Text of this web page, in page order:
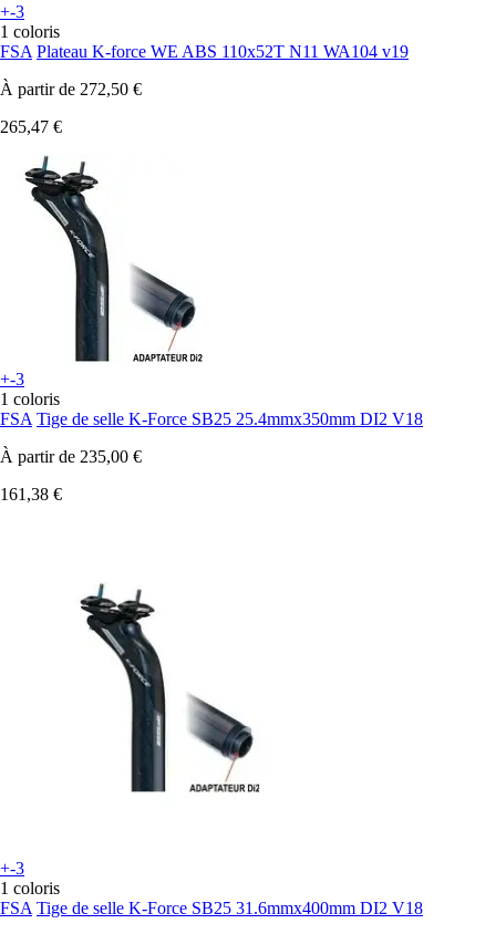
+-3
1 coloris
FSA Plateau K-force WE ABS 110x52T N11 WA104 v19
À partir de 272,50 €
265,47 €
+-3
1 coloris
FSA Tige de selle K-Force SB25 25.4mmx350mm DI2 V18
À partir de 235,00 €
161,38 €
+-3
1 coloris
FSA Tige de selle K-Force SB25 31.6mmx400mm DI2 V18